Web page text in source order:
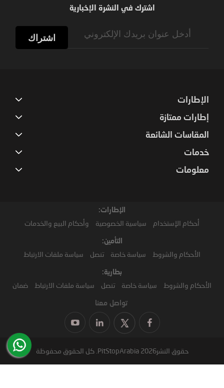
اشترك في النشرة الإخبارية
اشتراك
الإطارات
إطارات ممتازة
المقاسات الشائعة
خدمات
معلومات
الإطارات:
أحكام الإستخدام سياسية الخصوصية وأحكام البيع والخدمات
التأمين:
الأحكام والشروط سياسة خاصة تنصل سياسة ملفات الارتباط
بطارية:
الأحكام والشروط سياسة خاصة تنصل سياسة ملفات الارتباط ضمان
تواصل معنا
حقوق النشر2026 PitStopArabia. كل الحقوق محفوظة